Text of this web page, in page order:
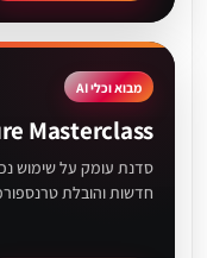
מבוא וכלי AI
Masterclass
חדשות והובלת